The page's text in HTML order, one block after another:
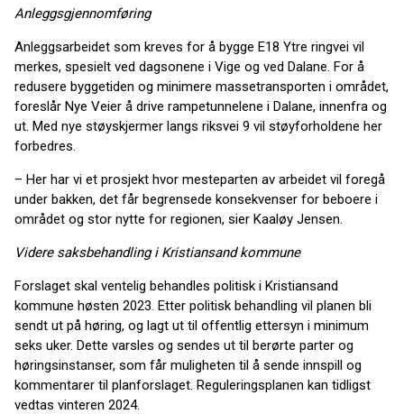
Anleggsgjennomføring
Anleggsarbeidet som kreves for å bygge E18 Ytre ringvei vil
merkes, spesielt ved dagsonene i Vige og ved Dalane. For å
redusere byggetiden og minimere massetransporten i området,
foreslår Nye Veier å drive rampetunnelene i Dalane, innenfra og
ut. Med nye støyskjermer langs riksvei 9 vil støyforholdene her
forbedres.
– Her har vi et prosjekt hvor mesteparten av arbeidet vil foregå
under bakken, det får begrensede konsekvenser for beboere i
området og stor nytte for regionen, sier Kaaløy Jensen.
Videre saksbehandling i Kristiansand kommune
Forslaget skal ventelig behandles politisk i Kristiansand
kommune høsten 2023. Etter politisk behandling vil planen bli
sendt ut på høring, og lagt ut til offentlig ettersyn i minimum
seks uker. Dette varsles og sendes ut til berørte parter og
høringsinstanser, som får muligheten til å sende innspill og
kommentarer til planforslaget. Reguleringsplanen kan tidligst
vedtas vinteren 2024.